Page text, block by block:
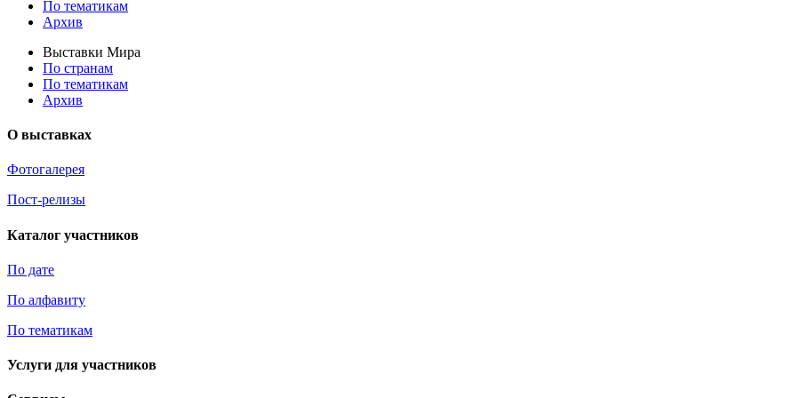
По тематикам
Архив
Выставки Мира
По странам
По тематикам
Архив
О выставках
Фотогалерея
Пост-релизы
Каталог участников
По дате
По алфавиту
По тематикам
Услуги для участников